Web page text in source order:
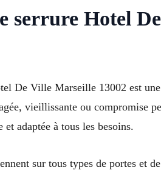
serrure Hotel
De Ville Marseille 13002 est
vieillissante ou compromise
adaptée à tous les besoins.
sur tous types de portes et